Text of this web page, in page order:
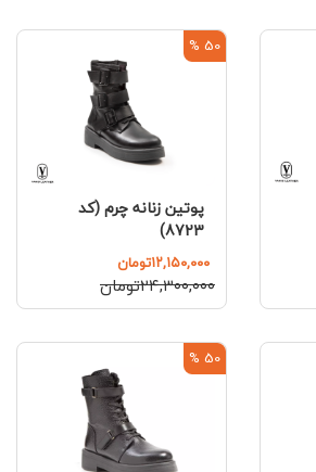
50 %
پوتین زنانه چرم (کد
8723)
۱۲,۱۵۰,۰۰۰تومان
۲۴,۳۰۰,۰۰۰تومان
50 %